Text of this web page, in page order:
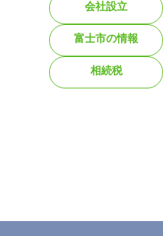
会社設立
富士市の情報
相続税